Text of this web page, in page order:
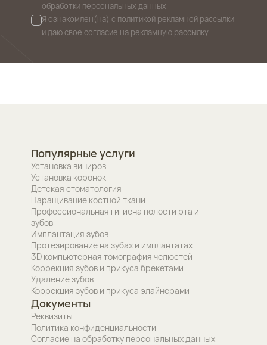
обработки персональных данных
Я ознакомлен(на) с политикой рекламной рассылки
и даю свое согласие на рекламную рассылку
Популярные услуги
Установка виниров
Установка коронок
Детская стоматология
Наращивание костной ткани
Профессиональная гигиена полости рта и
зубов
Имплантация зубов
Протезирование на зубах и имплантатах
3D компьютерная томография челюстей
Коррекция зубов и прикуса брекетами
Удаление зубов
Коррекция зубов и прикуса элайнерами
Документы
Реквизиты
Политика конфиденциальности
Согласие на обработку персональных данных